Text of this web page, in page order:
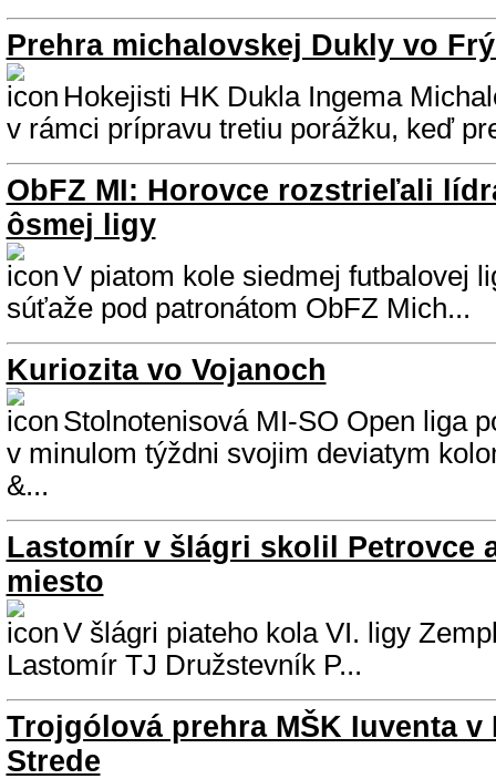
Prehra michalovskej Dukly vo
Hokejisti HK Dukla Ingema
v rámci prípravu tretiu porážku, keď
ObFZ MI: Horovce rozstrieľali
ôsmej ligy
V piatom kole siedmej futbalovej
súťaže pod patronátom ObFZ Mich...
Kuriozita vo Vojanoch
Stolnotenisová MI-SO Open liga
v minulom týždni svojim deviatym
&...
Lastomír v šlágri skolil Petrovce
miesto
V šlágri piateho kola VI. ligy
Lastomír TJ Družstevník P...
Trojgólová prehra MŠK Iuventa v
Strede